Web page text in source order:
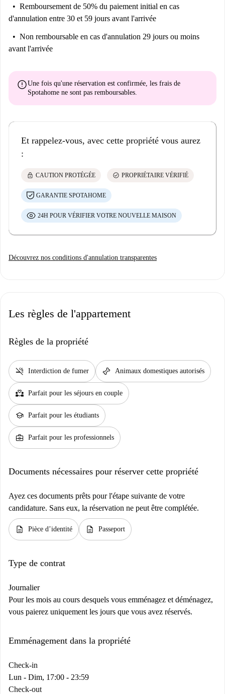
Remboursement de 50% du paiement initial en cas
d'annulation entre 30 et 59 jours avant l'arrivée
Non remboursable en cas d'annulation 29 jours ou moins
avant l'arrivée
errorUne fois qu'une réservation est confirmée, les frais de
Spotahome ne sont pas remboursables.
Et rappelez-vous, avec cette propriété vous aurez
:
lock CAUTION PROTÉGÉE check_circle PROPRIÉTAIRE VÉRIFIÉ
GARANTIE SPOTAHOME
24H POUR VÉRIFIER VOTRE NOUVELLE MAISON
Découvrez nos conditions d'annulation transparentes
Les règles de l'appartement
Règles de la propriété
smoke_free Interdiction de fumer pet_supplies Animaux domestiques autorisés
partner_heart Parfait pour les séjours en couple
school Parfait pour les étudiants
business_center Parfait pour les professionnels
Documents nécessaires pour réserver cette propriété
Ayez ces documents prêts pour l'étape suivante de votre
candidature. Sans eux, la réservation ne peut être complétée.
description Pièce d’identité description Passeport
Type de contrat
Journalier
Pour les mois au cours desquels vous emménagez et déménagez,
vous paierez uniquement les jours que vous avez réservés.
Emménagement dans la propriété
Check-in
Lun - Dim, 17:00 - 23:59
Check-out